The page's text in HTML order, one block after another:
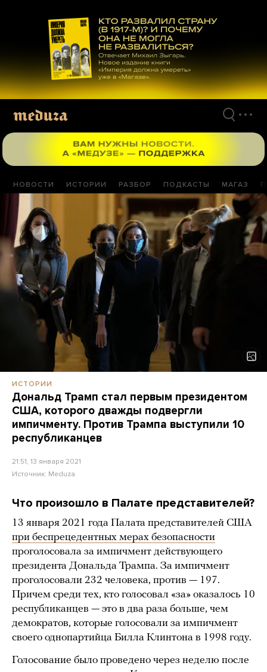
материалам
НОВОСТИ ИСТОРИИ РАЗБОР ПОДКАСТЫ МАГАЗ
ИСТОРИИ
Дональд Трамп стал первым президентом
США, которого дважды подвергли
импичменту. Против Трампа выступили 10
республиканцев
21:51, 13 января 2021
Источник: Meduza
Что произошло в Палате представителей?
13 января 2021 года Палата представителей США
при беспрецедентных мерах безопасности
проголосовала за импичмент действующего
президента Дональда Трампа. За импичмент
проголосовали 232 человека, против — 197.
Причем среди тех, кто голосовал «за» оказалось 10
республиканцев — это в два раза больше, чем
демократов, которые голосовали за импичмент
своего однопартийца Билла Клинтона в 1998 году.
Голосование было проведено через неделю после